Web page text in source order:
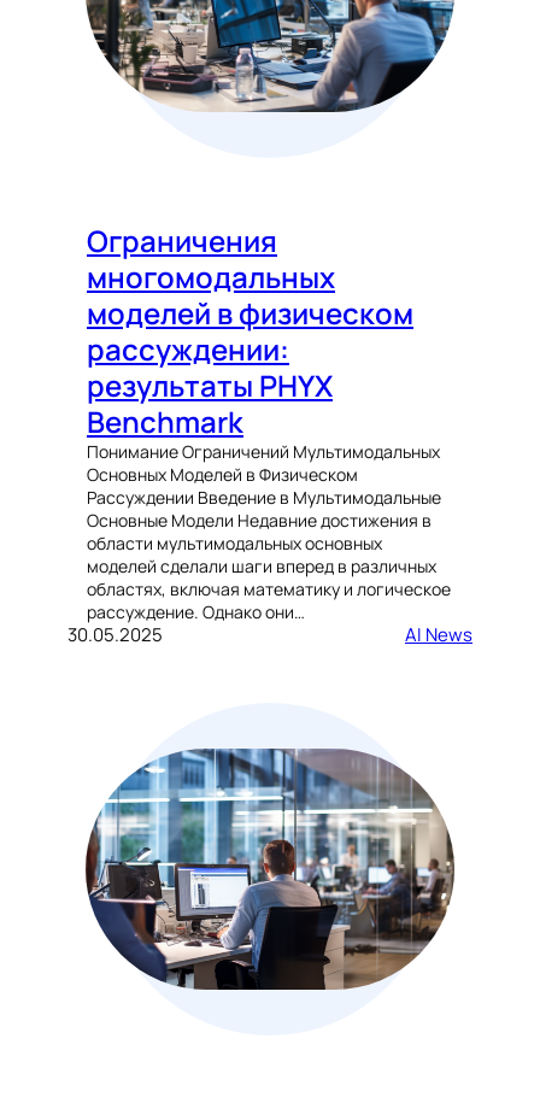
Ограничения
многомодальных
моделей в физическом
рассуждении:
результаты PHYX
Benchmark
Понимание Ограничений Мультимодальных
Основных Моделей в Физическом
Рассуждении Введение в Мультимодальные
Основные Модели Недавние достижения в
области мультимодальных основных
моделей сделали шаги вперед в различных
областях, включая математику и логическое
рассуждение. Однако они…
30.05.2025 AI News